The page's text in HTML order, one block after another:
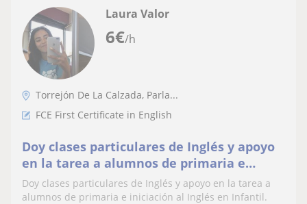
6€/h
Laura Valor
Torrejón De La Calzada, Parla...
FCE First Certificate in English
Doy clases particulares de Inglés y apoyo
en la tarea a alumnos de primaria e
iniciación al Inglés en Infantil
Doy clases particulares de Inglés y apoyo en la tarea a
alumnos de primaria e iniciación al Inglés en Infantil.